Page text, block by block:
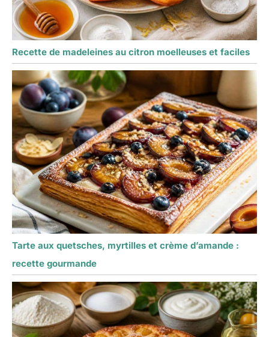
créations pâtissières, y
compris les bandes de
lissage pâtisserie et
autres desserts raffinés.
Recette de madeleines au citron moelleuses et faciles
Tarte aux quetsches, myrtilles et crème d’amande :
recette gourmande